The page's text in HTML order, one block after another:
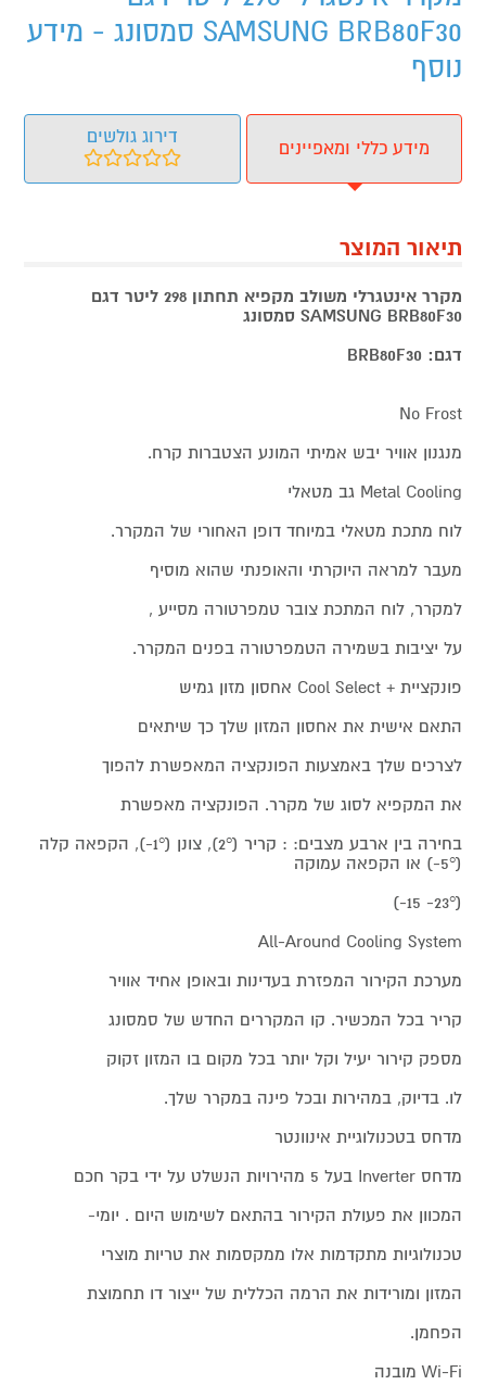
SAMSUNG BRB80F30 סמסונג - מידע
נוסף
מידע כללי ומאפיינים
דירוג גולשים
תיאור המוצר
מקרר אינטגרלי משולב מקפיא תחתון 298 ליטר דגם
SAMSUNG BRB80F30 סמסונג
דגם: BRB80F30
No Frost
מנגנון אוויר יבש אמיתי המונע הצטברות קרח.
Metal Cooling גב מטאלי
לוח מתכת מטאלי במיוחד דופן האחורי של המקרר.
מעבר למראה היוקרתי והאופנתי שהוא מוסיף
למקרר, לוח המתכת צובר טמפרטורה מסייע ,
על יציבות בשמירה הטמפרטורה בפנים המקרר.
פונקציית + Cool Select אחסון מזון גמיש
התאם אישית את אחסון המזון שלך כך שיתאים
לצרכים שלך באמצעות הפונקציה המאפשרת להפוך
את המקפיא לסוג של מקרר. הפונקציה מאפשרת
בחירה בין ארבע מצבים: : קריר (2°), צונן (1°-), הקפאה קלה
(5°-) או הקפאה עמוקה
(23°- 15-)
All-Around Cooling System
מערכת הקירור המפזרת בעדינות ובאופן אחיד אוויר
קריר בכל המכשיר. קו המקררים החדש של סמסונג
מספק קירור יעיל וקל יותר בכל מקום בו המזון זקוק
לו. בדיוק, במהירות ובכל פינה במקרר שלך.
מדחס בטכנולוגיית אינוונטר
מדחס Inverter בעל 5 מהירויות הנשלט על ידי בקר חכם
המכוון את פעולת הקירור בהתאם לשימוש היום . יומי-
טכנולוגיות מתקדמות אלו ממקסמות את טריות מוצרי
המזון ומורידות את הרמה הכללית של ייצור דו תחמוצת
הפחמן.
Wi-Fi מובנה